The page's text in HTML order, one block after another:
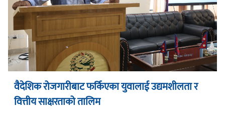
वैदेशिक रोजगारीबाट फर्किएका युवालाई उद्यमशीलता र
वित्तीय साक्षरताको तालिम